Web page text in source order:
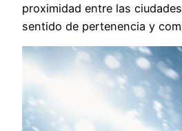
proximidad entre las
sentido de pertenencia y